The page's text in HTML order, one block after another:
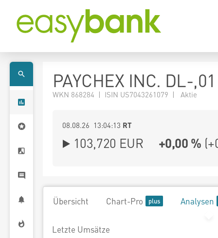
PAYCHEX INC. DL-,01
WKN 868284 | ISIN US7043261079 | Aktie
08.08.26 13:04:13 RT
103,720 EUR +0,00 % (
Übersicht Chart-Pro Analysen
Letzte Umsätze